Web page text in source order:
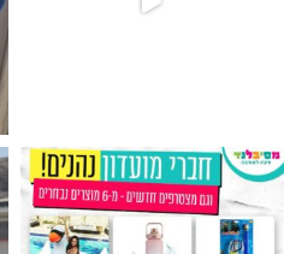
מין העובר רק במסיבלנד !! קיים